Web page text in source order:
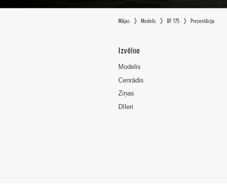
Mājas Modelis BF 175 Prezentācija
Izvēlne
Modelis
Cenrādis
Ziņas
Dīleri